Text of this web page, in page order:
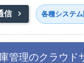
信 各種システ
管理のクラウド